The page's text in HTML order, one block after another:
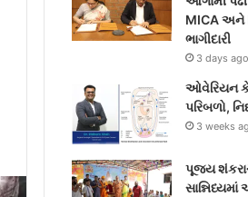
o
o
k
e
r
MICA અને
ભાગીદારી
3 days ago
ઓવેરિયન
પરિબળો,
3 weeks
પૂજ્ય